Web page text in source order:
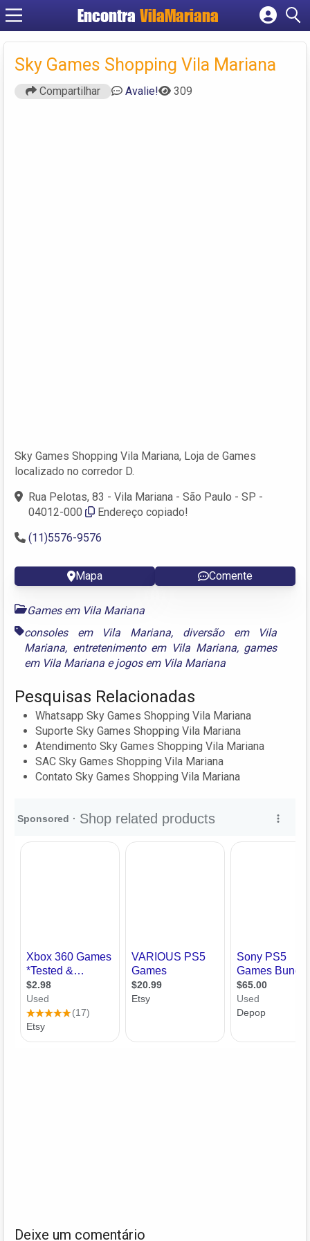
EncontraVilaMariana
Cadastrar empresa
Criar conta
Sky Games Shopping Vila Mariana
Compartilhar Avalie! 309
Sky Games Shopping Vila Mariana, Loja de Games
localizado no corredor D.
Rua Pelotas, 83 - Vila Mariana - São Paulo - SP -
04012-000
Endereço copiado!
(11)5576-9576
Mapa Comente
Games em Vila Mariana
consoles em Vila Mariana, diversão em Vila
Mariana, entretenimento em Vila Mariana, games
em Vila Mariana ejogos em Vila Mariana
Pesquisas Relacionadas
Whatsapp Sky Games Shopping Vila Mariana
Suporte Sky Games Shopping Vila Mariana
Atendimento Sky Games Shopping Vila Mariana
SAC Sky Games Shopping Vila Mariana
Contato Sky Games Shopping Vila Mariana
Deixe um comentário